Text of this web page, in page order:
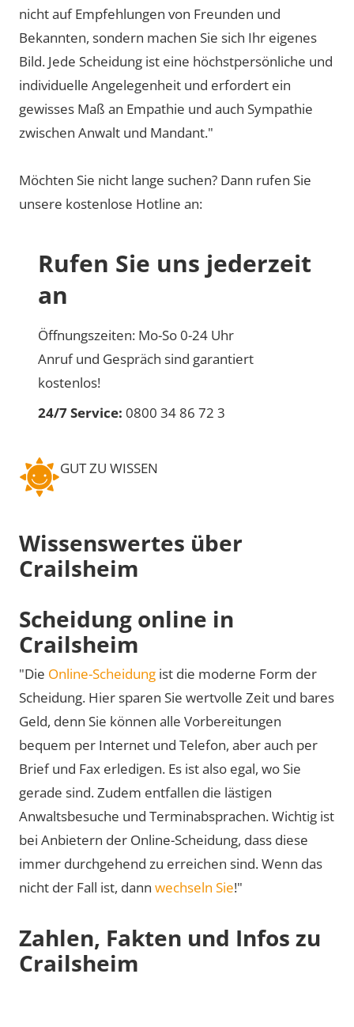
nicht auf Empfehlungen von Freunden und
Bekannten, sondern machen Sie sich Ihr eigenes
Bild. Jede Scheidung ist eine höchstpersönliche und
individuelle Angelegenheit und erfordert ein
gewisses Maß an Empathie und auch Sympathie
zwischen Anwalt und Mandant."
Möchten Sie nicht lange suchen? Dann rufen Sie
unsere kostenlose Hotline an:
Rufen Sie uns jederzeit
an
Öffnungszeiten: Mo-So 0-24 Uhr
Anruf und Gespräch sind garantiert
kostenlos!
24/7 Service: 0800 34 86 72 3
GUT ZU WISSEN
Wissenswertes über
Crailsheim
Scheidung online in
Crailsheim
"Die Online-Scheidung ist die moderne Form der
Scheidung. Hier sparen Sie wertvolle Zeit und bares
Geld, denn Sie können alle Vorbereitungen
bequem per Internet und Telefon, aber auch per
Brief und Fax erledigen. Es ist also egal, wo Sie
gerade sind. Zudem entfallen die lästigen
Anwaltsbesuche und Terminabsprachen. Wichtig ist
bei Anbietern der Online-Scheidung, dass diese
immer durchgehend zu erreichen sind. Wenn das
nicht der Fall ist, dann wechseln Sie!"
Zahlen, Fakten und Infos zu
Crailsheim